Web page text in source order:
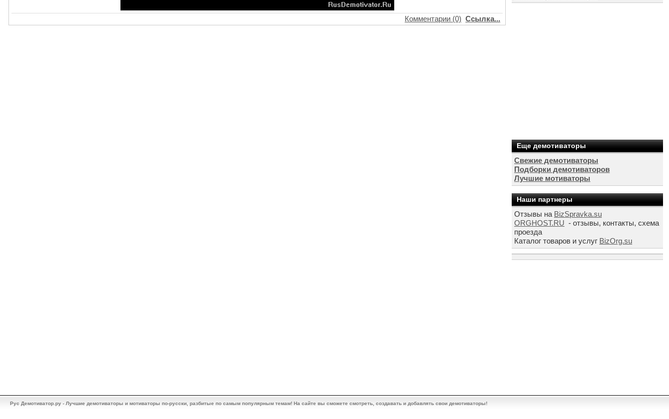
Комментарии (0) Ссылка...
Еще демотиваторы
Свежие демотиваторы
Подборки демотиваторов
Лучшие мотиваторы
Наши партнеры
Отзывы на BizSpravka.su
ORGHOST.RU - отзывы, контакты, схема
проезда
Каталог товаров и услуг BizOrg.su
Рус Демотиватор.ру - Лучшие демотиваторы и мотиваторы по-русски, разбитые по самым популярным темам! На сайте вы сможете смотреть, создавать и добавлять свои демотиваторы!